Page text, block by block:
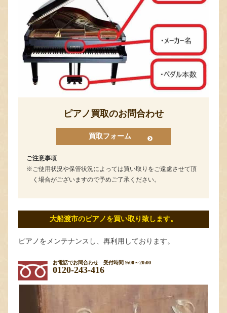
ピアノ買取のお問合わせ
買取フォーム
ご注意事項
ご使用状況や保管状況によっては買い取りをご遠慮させて頂
く場合がございますので予めご了承ください。
大船渡市のピアノを買い取り致します。
ピアノをメンテナンスし、再利用しております。
お電話でお問合わせ 受付時間 9:00～20:00
0120-243-416